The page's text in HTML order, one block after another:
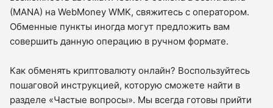
(MANA) на WebMoney WMK, свяжитесь с оператором.
Обменные пункты иногда могут предложить вам
совершить данную операцию в ручном формате.
Как обменять криптовалюту онлайн? Воспользуйтесь
пошаговой инструкцией, которую сможете найти в
разделе «Частые вопросы». Мы всегда готовы прийти